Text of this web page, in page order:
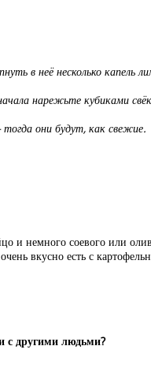
в неё несколько капель
нарежьте кубиками
они будут, как свежие.
и немного соевого или
вкусно есть с
с другими людьми?